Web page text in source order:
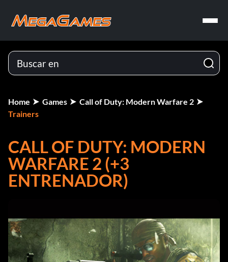
Home Games
Call of Duty: Modern Warfare 2
Trainers
CALL OF DUTY: MODERN
WARFARE 2 (+3
ENTRENADOR)